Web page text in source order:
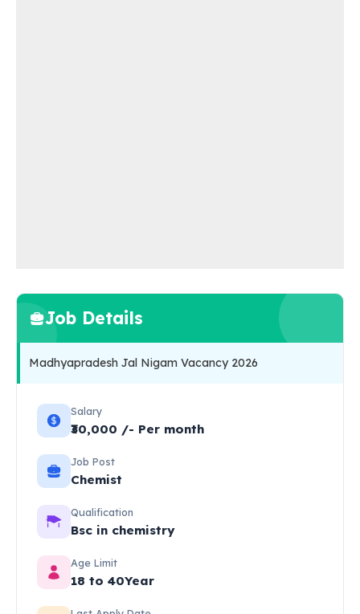
Job Details
Madhyapradesh Jal Nigam Vacancy 2026
Salary
₹30,000 /- Per month
Job Post
Chemist
Qualification
Bsc in chemistry
Age Limit
18 to 40Year